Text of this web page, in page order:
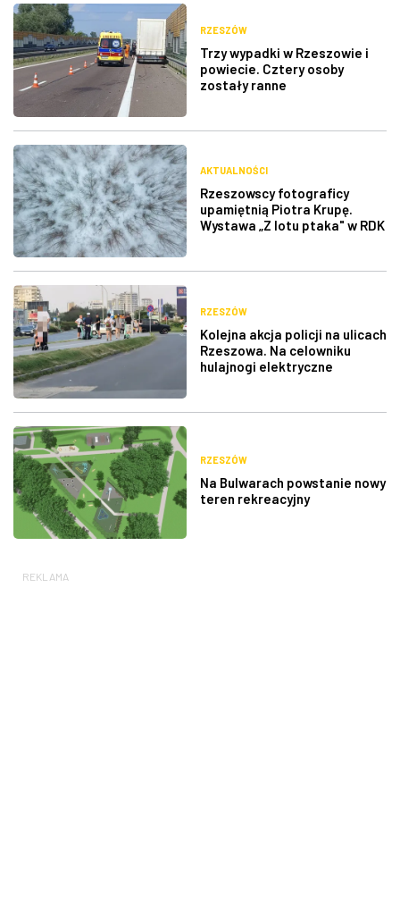
RZESZÓW
Trzy wypadki w Rzeszowie i
powiecie. Cztery osoby
zostały ranne
AKTUALNOŚCI
Rzeszowscy fotograficy
upamiętnią Piotra Krupę.
Wystawa „Z lotu ptaka" w RDK
RZESZÓW
Kolejna akcja policji na ulicach
Rzeszowa. Na celowniku
hulajnogi elektryczne
RZESZÓW
Na Bulwarach powstanie nowy
teren rekreacyjny
REKLAMA